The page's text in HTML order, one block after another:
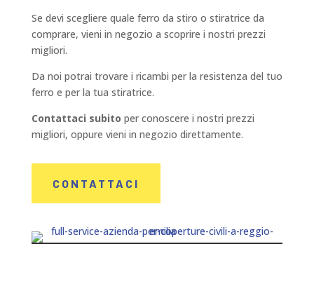
Se devi scegliere quale ferro da stiro o stiratrice da
comprare, vieni in negozio a scoprire i nostri prezzi
migliori.
Da noi potrai trovare i ricambi per la resistenza del tuo
ferro e per la tua stiratrice.
Contattaci subito per conoscere i nostri prezzi
migliori, oppure vieni in negozio direttamente.
CONTATTACI